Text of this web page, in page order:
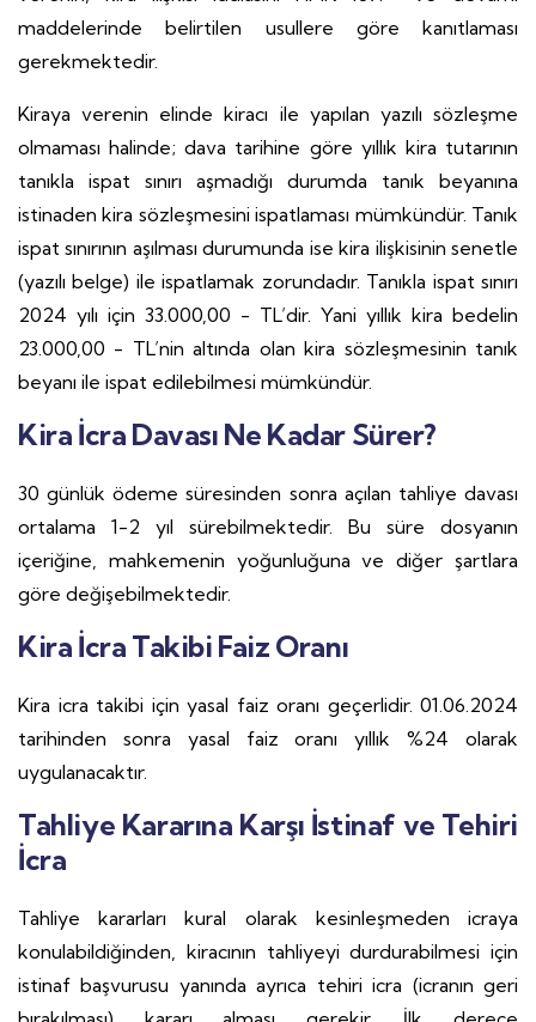
maddelerinde belirtilen usullere göre kanıtlaması
gerekmektedir.
Kiraya verenin elinde kiracı ile yapılan yazılı sözleşme
olmaması halinde; dava tarihine göre yıllık kira tutarının
tanıkla ispat sınırı aşmadığı durumda tanık beyanına
istinaden kira sözleşmesini ispatlaması mümkündür. Tanık
ispat sınırının aşılması durumunda ise kira ilişkisinin senetle
(yazılı belge) ile ispatlamak zorundadır. Tanıkla ispat sınırı
2024 yılı için 33.000,00 - TL’dir. Yani yıllık kira bedelin
23.000,00 - TL’nin altında olan kira sözleşmesinin tanık
beyanı ile ispat edilebilmesi mümkündür.
Kira İcra Davası Ne Kadar Sürer?
30 günlük ödeme süresinden sonra açılan tahliye davası
ortalama 1-2 yıl sürebilmektedir. Bu süre dosyanın
içeriğine, mahkemenin yoğunluğuna ve diğer şartlara
göre değişebilmektedir.
Kira İcra Takibi Faiz Oranı
Kira icra takibi için yasal faiz oranı geçerlidir. 01.06.2024
tarihinden sonra yasal faiz oranı yıllık %24 olarak
uygulanacaktır.
Tahliye Kararına Karşı İstinaf ve Tehiri
İcra
Tahliye kararları kural olarak kesinleşmeden icraya
konulabildiğinden, kiracının tahliyeyi durdurabilmesi için
istinaf başvurusu yanında ayrıca tehiri icra (icranın geri